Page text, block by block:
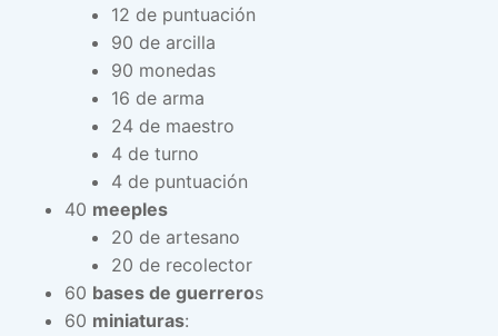
12 de puntuación
90 de arcilla
90 monedas
16 de arma
24 de maestro
4 de turno
4 de puntuación
40 meeples
20 de artesano
20 de recolector
60 bases de guerreros
60 miniaturas: